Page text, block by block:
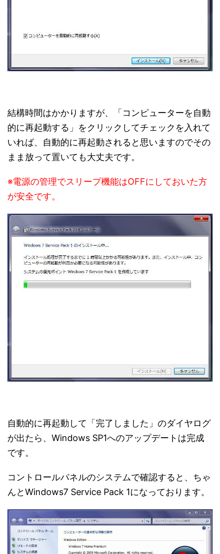
結構時間はかかりますが、「コンピューターを自動
的に再起動する」をクリックしてチェックを入れて
いれば、自動的に再起動されると思いますのでその
まま放って置いても大丈夫です。
※電源の管理でスリープ機能はOFFにしておいた方
が安全です。
自動的に再起動して「完了しました」のダイヤログ
が出たら、Windows SP1へのアップデートは完成
です。
コントロールパネルのシステムで確認すると、ちゃ
んとWindows7 Service Pack 1になっております。